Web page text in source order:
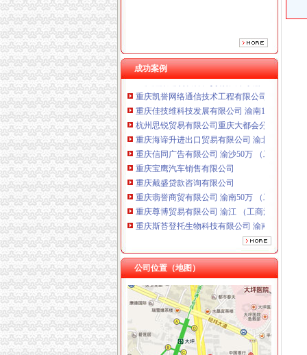
成功案例
重庆尊博贸易有限公司 渝江 （工商注册）
重庆斯苔登托生物科技有限公司 渝南10万 （工
重庆鑫聚建筑设备租赁有限公司 渝巴3万 （工
重庆佳技维科技发展有限公司 渝南100万 （进
杭州思锐贸易有限公司重庆大都会分公司 渝中
重庆海谛升进出口贸易有限公司 渝北100万 （
重庆信同广告有限公司 渝沙50万 （工商注册）
重庆宝鹰汽车销售有限公司
重庆戴盛贷款咨询有限公司
重庆翡誉商贸有限公司 渝南50万 （工商注册）
重庆尊博贸易有限公司 渝江 （工商注册）
重庆斯苔登托生物科技有限公司 渝南10万 （工
重庆鑫聚建筑设备租赁有限公司 渝巴3万 （工
重庆凯誉网络通信技术工程有限公司渝中分公
重庆佳技维科技发展有限公司 渝南100万 （进
杭州思锐贸易有限公司重庆大都会分公司 渝中
公司位置（地图）
青木关办执照